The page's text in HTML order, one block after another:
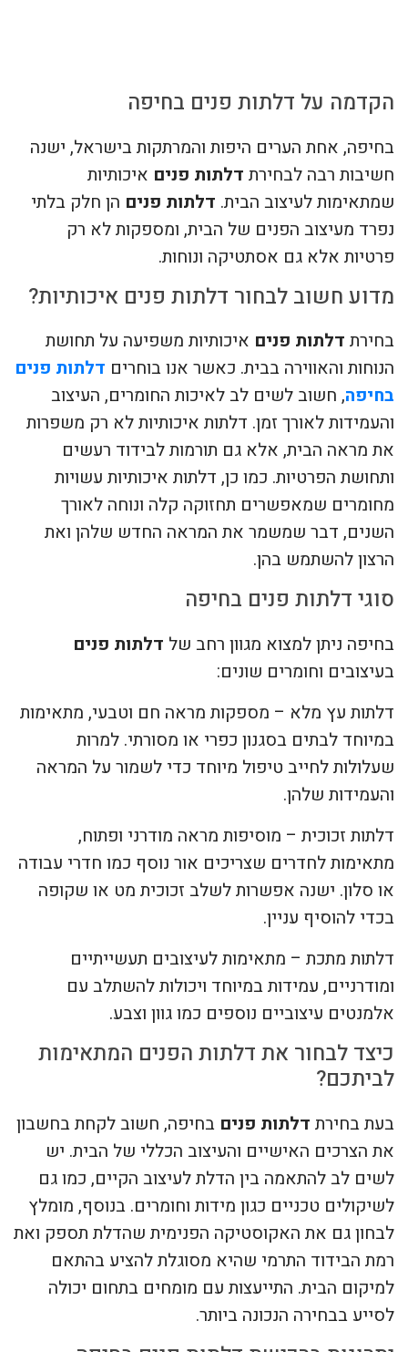
הקדמה על דלתות פנים בחיפה
בחיפה, אחת הערים היפות והמרתקות בישראל, ישנה
חשיבות רבה לבחירת דלתות פנים איכותיות
שמתאימות לעיצוב הבית. דלתות פנים הן חלק בלתי
נפרד מעיצוב הפנים של הבית, ומספקות לא רק
פרטיות אלא גם אסתטיקה ונוחות.
מדוע חשוב לבחור דלתות פנים איכותיות?
בחירת דלתות פנים איכותיות משפיעה על תחושת
הנוחות והאווירה בבית. כאשר אנו בוחרים דלתות פנים
בחיפה, חשוב לשים לב לאיכות החומרים, העיצוב
והעמידות לאורך זמן. דלתות איכותיות לא רק משפרות
את מראה הבית, אלא גם תורמות לבידוד רעשים
ותחושת הפרטיות. כמו כן, דלתות איכותיות עשויות
מחומרים שמאפשרים תחזוקה קלה ונוחה לאורך
השנים, דבר שמשמר את המראה החדש שלהן ואת
הרצון להשתמש בהן.
סוגי דלתות פנים בחיפה
בחיפה ניתן למצוא מגוון רחב של דלתות פנים
בעיצובים וחומרים שונים:
דלתות עץ מלא – מספקות מראה חם וטבעי, מתאימות
במיוחד לבתים בסגנון כפרי או מסורתי. למרות
שעלולות לחייב טיפול מיוחד כדי לשמור על המראה
והעמידות שלהן.
דלתות זכוכית – מוסיפות מראה מודרני ופתוח,
מתאימות לחדרים שצריכים אור נוסף כמו חדרי עבודה
או סלון. ישנה אפשרות לשלב זכוכית מט או שקופה
בכדי להוסיף עניין.
דלתות מתכת – מתאימות לעיצובים תעשייתיים
ומודרניים, עמידות במיוחד ויכולות להשתלב עם
אלמנטים עיצוביים נוספים כמו גוון וצבע.
כיצד לבחור את דלתות הפנים המתאימות
לביתכם?
בעת בחירת דלתות פנים בחיפה, חשוב לקחת בחשבון
את הצרכים האישיים והעיצוב הכללי של הבית. יש
לשים לב להתאמה בין הדלת לעיצוב הקיים, כמו גם
לשיקולים טכניים כגון מידות וחומרים. בנוסף, מומלץ
לבחון גם את האקוסטיקה הפנימית שהדלת תספק ואת
רמת הבידוד התרמי שהיא מסוגלת להציע בהתאם
למיקום הבית. התייעצות עם מומחים בתחום יכולה
לסייע בבחירה הנכונה ביותר.